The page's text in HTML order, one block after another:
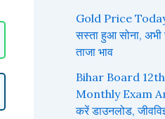
Gold Price Today:
सस्ता हुआ सोना,
ताजा भाव
Bihar Board
Monthly Exam
करें डाउनलोड,